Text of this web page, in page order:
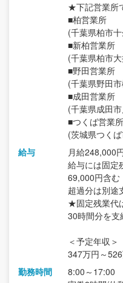
★下記営業所
■柏営業所
(千葉県柏市
■新柏営業所
(千葉県柏市
■野田営業所
(千葉県野田
■成田営業所
(千葉県成田
■つくば営業所
(茨城県つく
給与
月給248,000
給与には固定
69,000円含む
超過分は別途
★固定残業代
30時間分を支
＜予定年収＞
347万円～
勤務時間
8:00～17:00